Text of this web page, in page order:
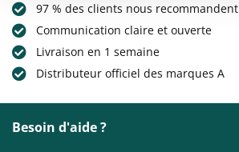
97 % des clients nous recommandent
Communication claire et ouverte
Livraison en 1 semaine
Distributeur officiel des marques A
Besoin d'aide ?